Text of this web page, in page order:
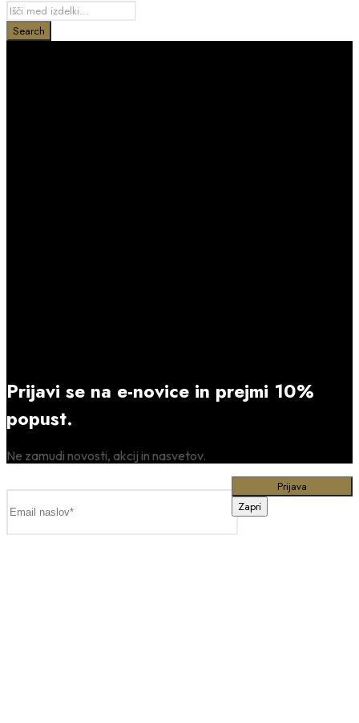
Prijavi se na e-novice in prejmi 10%
popust.
Ne zamudi novosti, akcij in nasvetov.
Zapri